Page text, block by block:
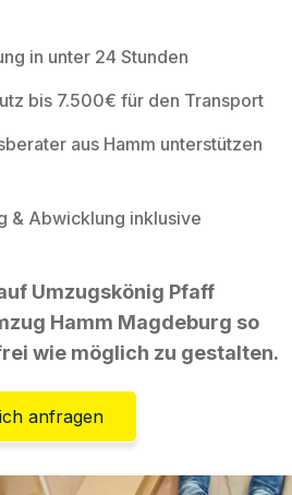
in unter 24 Stunden
bis 7.500€ für den Transport
aus Hamm unterstützen
& Abwicklung inklusive
Umzugskönig Pfaff
Hamm Magdeburg so
wie möglich zu gestalten.
anfragen